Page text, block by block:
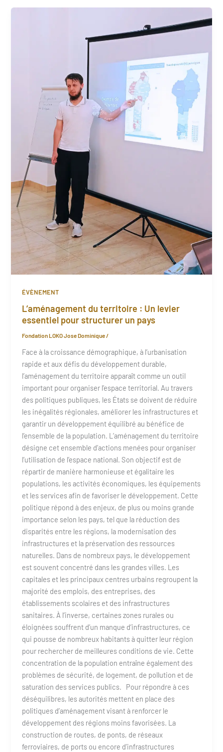
ÉVÈNEMENT
L’aménagement du territoire : Un levier
essentiel pour structurer un pays
Fondation LOKO Jose Dominique/
Face à la croissance démographique, à l’urbanisation
rapide et aux défis du développement durable,
l’aménagement du territoire apparaît comme un outil
important pour organiser l’espace territorial. Au travers
des politiques publiques, les États se doivent de réduire
les inégalités régionales, améliorer les infrastructures et
garantir un développement équilibré au bénéfice de
l’ensemble de la population. L’aménagement du territoire
désigne cet ensemble d’actions menées pour organiser
l’utilisation de l’espace national. Son objectif est de
répartir de manière harmonieuse et égalitaire les
populations, les activités économiques, les équipements
et les services afin de favoriser le développement. Cette
politique répond à des enjeux, de plus ou moins grande
importance selon les pays, tel que la réduction des
disparités entre les régions, la modernisation des
infrastructures et la préservation des ressources
naturelles. Dans de nombreux pays, le développement
est souvent concentré dans les grandes villes. Les
capitales et les principaux centres urbains regroupent la
majorité des emplois, des entreprises, des
établissements scolaires et des infrastructures
sanitaires. À l’inverse, certaines zones rurales ou
éloignées souffrent d’un manque d’infrastructures, ce
qui pousse de nombreux habitants à quitter leur région
pour rechercher de meilleures conditions de vie. Cette
concentration de la population entraîne également des
problèmes de sécurité, de logement, de pollution et de
saturation des services publics. Pour répondre à ces
déséquilibres, les autorités mettent en place des
politiques d’aménagement visant à renforcer le
développement des régions moins favorisées. La
construction de routes, de ponts, de réseaux
ferroviaires, de ports ou encore d’infrastructures